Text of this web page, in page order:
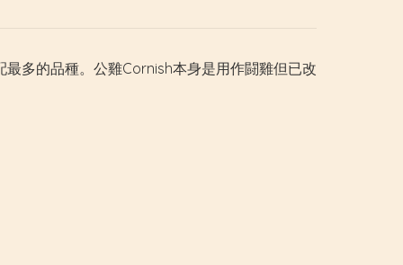
多的品種。公雞Cornish本身是用作闘雞但已改